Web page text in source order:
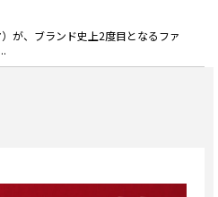
が、ブランド史上2度目となるファ